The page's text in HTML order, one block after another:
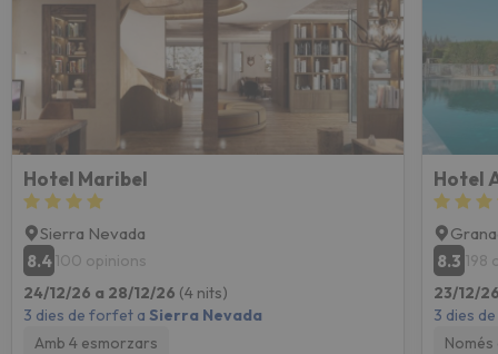
Hotel Maribel
Sierra Nevada
8.4100 opinions
24/12/26 a 28/12/26 (4 nits)
3 dies de forfet a Sierra Nevada
Amb 4 esmorzars
Hotel
8.3 198
23/12/
3 dies